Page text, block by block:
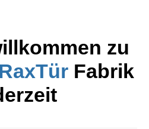
zu
RaxTür Fabrik